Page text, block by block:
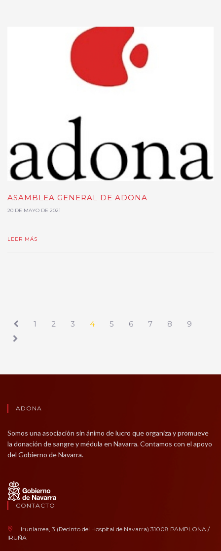
ASAMBLEA GENERAL DE ADONA
20 DE MAYO DE 2021
LEER MÁS
1 2 3 4 5 6 7 8 9
ADONA
Somos una asociación sin ánimo de lucro que organiza y promueve
la donación de sangre y médula en Navarra. Contamos con el apoyo
del Gobierno de Navarra.
CONTACTO
Irunlarrea, 3 (Recinto del Hospital de Navarra) 31008 PAMPLONA /
IRUÑA